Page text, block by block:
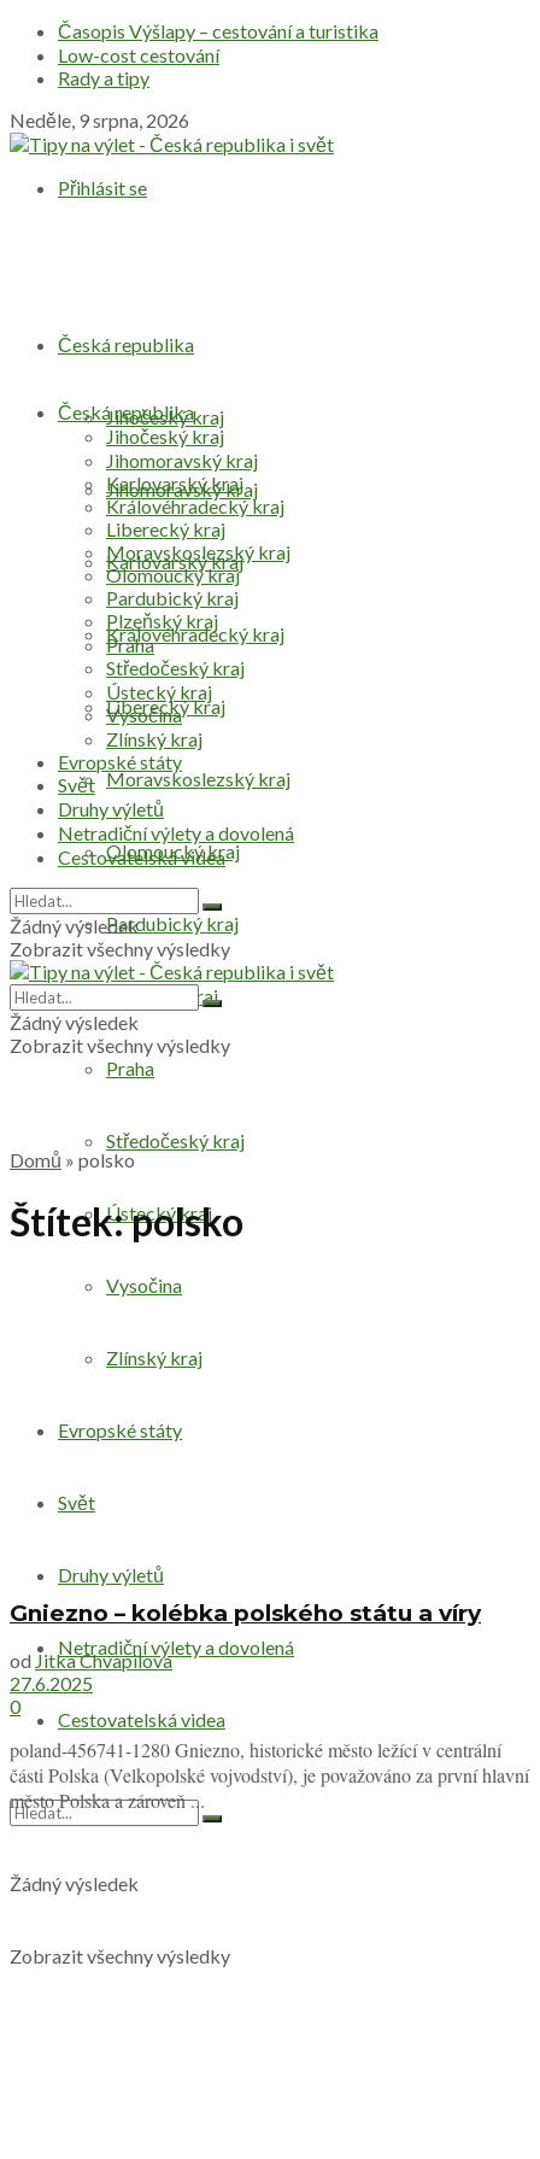
Časopis Výšlapy – cestování a turistika
Low-cost cestování
Rady a tipy
Neděle, 9 srpna, 2026
Přihlásit se
Česká republika
Jihočeský kraj
Jihomoravský kraj
Karlovarský kraj
Královéhradecký kraj
Liberecký kraj
Moravskoslezský kraj
Olomoucký kraj
Pardubický kraj
Plzeňský kraj
Praha
Středočeský kraj
Ústecký kraj
Vysočina
Zlínský kraj
Evropské státy
Svět
Druhy výletů
Netradiční výlety a dovolená
Cestovatelská videa
Žádný výsledek
Zobrazit všechny výsledky
Česká republika
Jihočeský kraj
Jihomoravský kraj
Karlovarský kraj
Královéhradecký kraj
Liberecký kraj
Moravskoslezský kraj
Olomoucký kraj
Pardubický kraj
Plzeňský kraj
Praha
Středočeský kraj
Ústecký kraj
Vysočina
Zlínský kraj
Evropské státy
Svět
Druhy výletů
Netradiční výlety a dovolená
Cestovatelská videa
Žádný výsledek
Zobrazit všechny výsledky
Žádný výsledek
Zobrazit všechny výsledky
Domů » polsko
Štítek:polsko
Gniezno – kolébka polského státu a víry
od Jitka Chvapilova
27.6.2025
0
poland-456741-1280 Gniezno, historické město ležící v centrální
části Polska (Velkopolské vojvodství), je považováno za první hlavní
město Polska a zároveň ...